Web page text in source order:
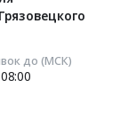
до (МСК)
08:00